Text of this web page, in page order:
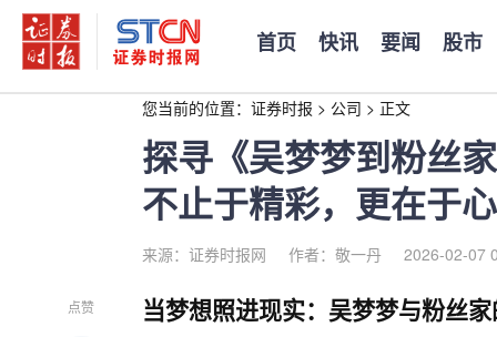
首页 快讯 要闻 股市
您当前的位置： 证券时报 > 公司 > 正文
探寻《吴梦梦到粉丝
不止于精彩，更在于
来源：证券时报网 作者：敬一丹 2026-02-07
点赞 当梦想照进现实：吴梦梦与粉丝